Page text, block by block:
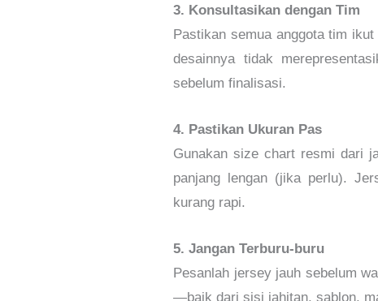
3. Konsultasikan dengan Tim
Pastikan semua anggota tim
desainnya tidak
sebelum finalisasi.
4. Pastikan Ukuran Pas
Gunakan size chart resmi dari
panjang lengan (jika perlu).
kurang rapi.
5. Jangan Terburu-buru
Pesanlah jersey jauh sebelum
—baik dari sisi jahitan, sablon,